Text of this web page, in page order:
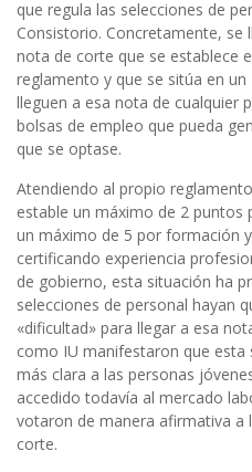
que regula las selecciones de
Consistorio. Concretamente, se
nota de corte que se establece
reglamento y que se sitúa en
lleguen a esa nota de cualquier
bolsas de empleo que pueda
que se optase.
Atendiendo al propio
estable un máximo de 2 puntos
un máximo de 5 por formación
certificando experiencia
de gobierno, esta situación ha
selecciones de personal hayan
«dificultad» para llegar a esa
como IU manifestaron que esta
más clara a las personas
accedido todavía al mercado
votaron de manera afirmativa a
corte.